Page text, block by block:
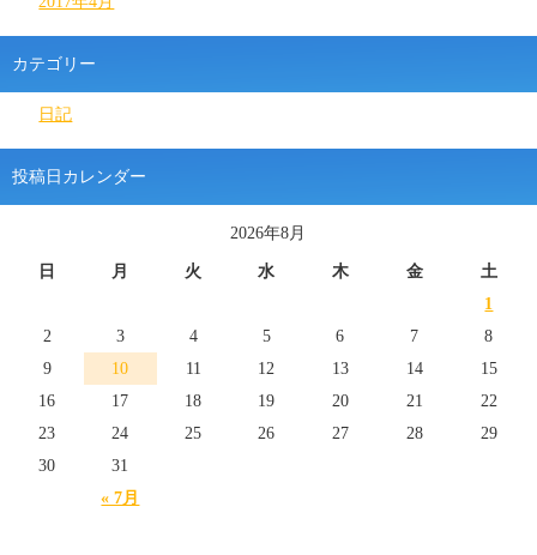
カテゴリー
日記
投稿日カレンダー
2026年8月
日 月 火 水 木 金 土
« 7月
1
2
3 4 5 6 7
8
9
10 11 12 13 14
15
16
17 18 19 20 21
22
23
24 25 26 27 28
29
30
31